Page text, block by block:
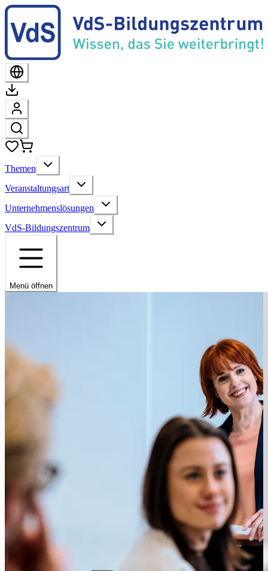
Themen
Veranstaltungsart
Unternehmenslösungen
VdS-Bildungszentrum
Menü öffnen